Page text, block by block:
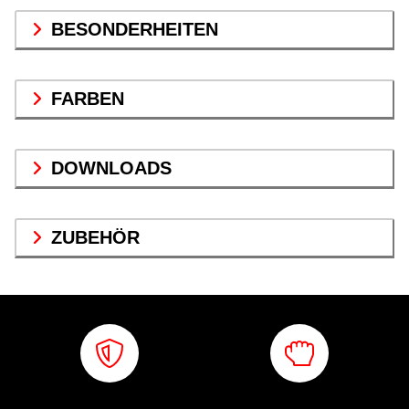
BESONDERHEITEN
FARBEN
DOWNLOADS
ZUBEHÖR